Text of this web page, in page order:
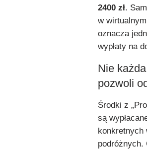
2400 zł.
w
oznacza
wypłaty na
Nie
pozwoli
Środki z
są
konkretnych
podróżnych.